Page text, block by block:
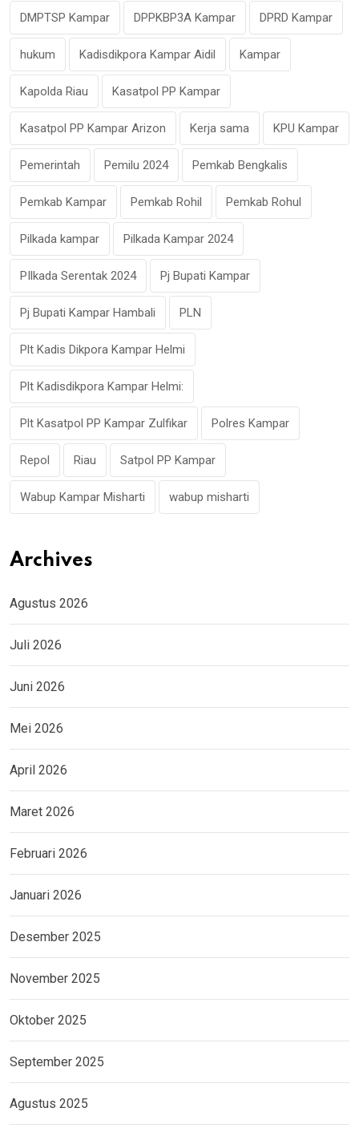
DMPTSP Kampar DPPKBP3A Kampar DPRD Kampar
hukum Kadisdikpora Kampar Aidil Kampar
Kapolda Riau Kasatpol PP Kampar
Kasatpol PP Kampar Arizon Kerja sama KPU Kampar
Pemerintah Pemilu 2024 Pemkab Bengkalis
Pemkab Kampar Pemkab Rohil Pemkab Rohul
Pilkada kampar Pilkada Kampar 2024
PIlkada Serentak 2024 Pj Bupati Kampar
Pj Bupati Kampar Hambali PLN
Plt Kadis Dikpora Kampar Helmi
Plt Kadisdikpora Kampar Helmi:
Plt Kasatpol PP Kampar Zulfikar Polres Kampar
Repol Riau Satpol PP Kampar
Wabup Kampar Misharti wabup misharti
Archives
Agustus 2026
Juli 2026
Juni 2026
Mei 2026
April 2026
Maret 2026
Februari 2026
Januari 2026
Desember 2025
November 2025
Oktober 2025
September 2025
Agustus 2025